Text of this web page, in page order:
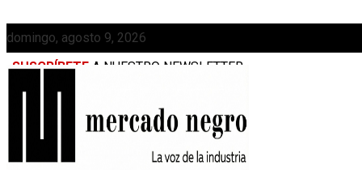
domingo, agosto 9, 2026
SUSCRÍBETE A NUESTRO NEWSLETTER
MEDIAKIT